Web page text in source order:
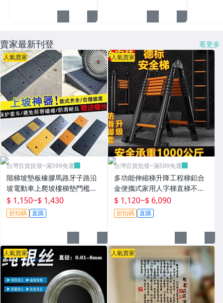
賣家最新刊登 看更多
人氣賣家
台灣百貨批發~滿599免運
階梯坡墊板橡膠馬路牙子路沿
坡電動車上爬坡樓梯墊門檻緩
衝墊~P0802
$ 1,150~$ 1,430
折扣碼 直購
人氣賣家
台灣百貨批發~滿599免運
多功能伸縮梯升降工程梯鋁合
金便攜式家用人字梯直梯不銹
鋼折疊梯~T0730
$ 1,120~$ 6,090
折扣碼 直購
人氣賣家 人氣賣家